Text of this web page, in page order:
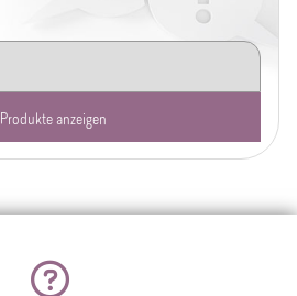
Produkte anzeigen